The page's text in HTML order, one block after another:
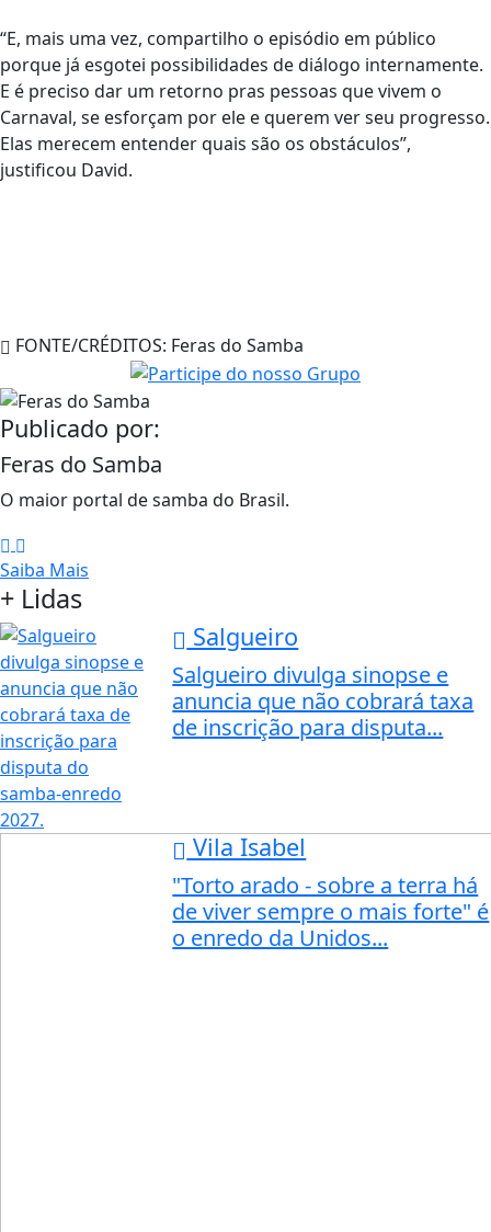
“E, mais uma vez, compartilho o episódio em público
porque já esgotei possibilidades de diálogo internamente.
E é preciso dar um retorno pras pessoas que vivem o
Carnaval, se esforçam por ele e querem ver seu progresso.
Elas merecem entender quais são os obstáculos”,
justificou David.
FONTE/CRÉDITOS: Feras do Samba
Publicado por:
Feras do Samba
O maior portal de samba do Brasil.
Saiba Mais
+ Lidas
Salgueiro
Salgueiro divulga sinopse e
anuncia que não cobrará taxa
de inscrição para disputa...
Vila Isabel
"Torto arado - sobre a terra há
de viver sempre o mais forte" é
o enredo da Unidos...